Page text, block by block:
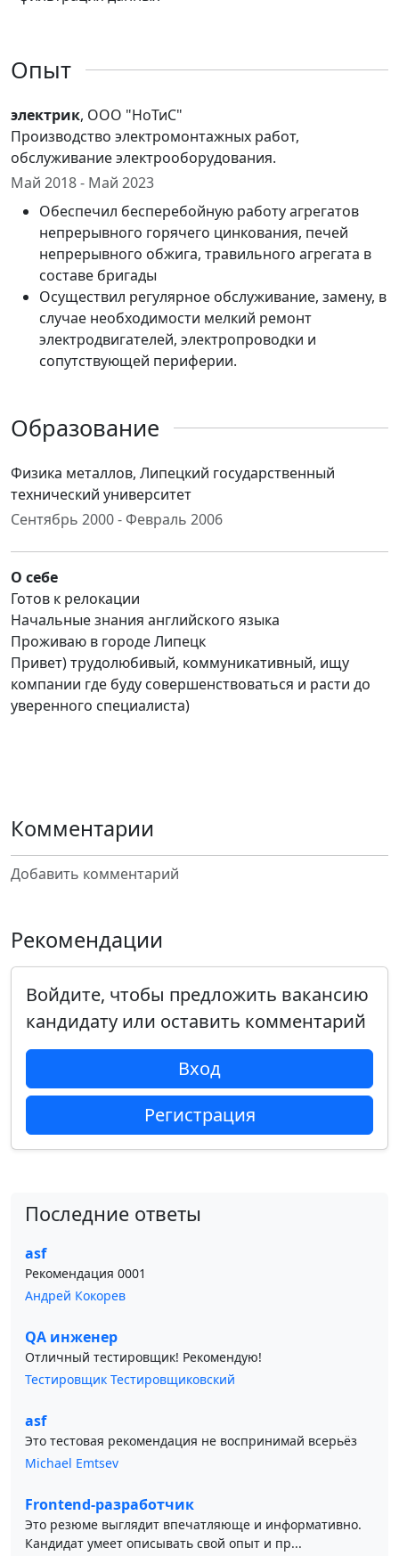
Опыт
электрик, ООО "НоТиС"
Производство электромонтажных работ,
обслуживание электрооборудования.
Май 2018 - Май 2023
Обеспечил бесперебойную работу агрегатов
непрерывного горячего цинкования, печей
непрерывного обжига, травильного агрегата в
составе бригады
Осуществил регулярное обслуживание, замену, в
случае необходимости мелкий ремонт
электродвигателей, электропроводки и
сопутствующей периферии.
Образование
Физика металлов, Липецкий государственный
технический университет
Сентябрь 2000 - Февраль 2006
О себе
Готов к релокации
Начальные знания английского языка
Проживаю в городе Липецк
Привет) трудолюбивый, коммуникативный, ищу
компании где буду совершенствоваться и расти до
уверенного специалиста)
Комментарии
Добавить комментарий
Рекомендации
Войдите, чтобы предложить вакансию
кандидату или оставить комментарий
Вход
Регистрация
Последние ответы
asf
Рекомендация 0001
Андрей Кокорев
QA инженер
Отличный тестировщик! Рекомендую!
Тестировщик Тестировщиковский
asf
Это тестовая рекомендация не воспринимай всерьёз
Michael Emtsev
Frontend-разработчик
Это резюме выглядит впечатляюще и информативно.
Кандидат умеет описывать свой опыт и пр...